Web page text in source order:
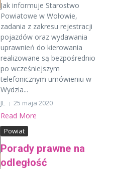
Jak informuje Starostwo
Powiatowe w Wołowie,
zadania z zakresu rejestracji
pojazdów oraz wydawania
uprawnień do kierowania
realizowane są bezpośrednio
po wcześniejszym
telefonicznym umówieniu w
Wydzia...
JL 25 maja 2020
Read More
Powiat
Porady prawne na
odległość